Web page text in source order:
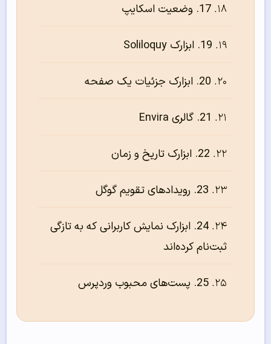
17. وضعیت اسکایپ
19. ابزارک Soliloquy
20. ابزارک جزئیات یک صفحه
21. گالری Envira
22. ابزارک تاریخ و زمان
23. رویدادهای تقویم گوگل
24. ابزارک نمایش کاربرانی که به تازگی
ثبت‌نام کرده‌اند
25. پست‌های محبوب وردپرس